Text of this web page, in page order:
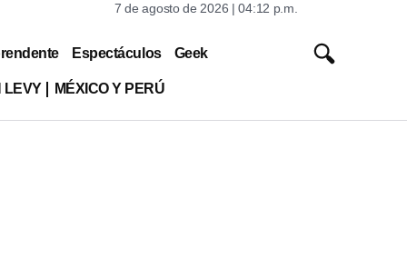
7 de agosto de 2026 | 04:12 p.m.
Espectáculos Geek
LEVY MÉXICO Y PERÚ